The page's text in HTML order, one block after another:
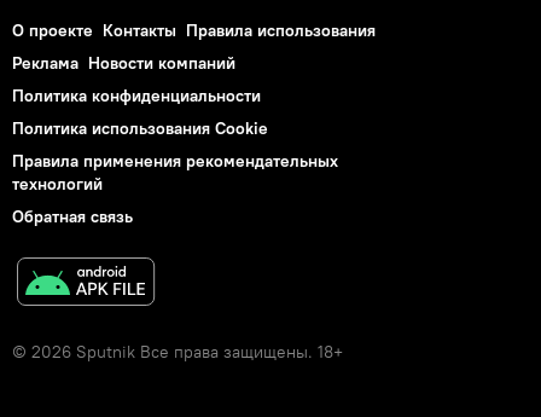
О проекте Контакты Правила использования
Реклама Новости компаний
Политика конфиденциальности
Политика использования Cookie
Правила применения рекомендательных
технологий
Обратная связь
© 2026 Sputnik Все права защищены. 18+